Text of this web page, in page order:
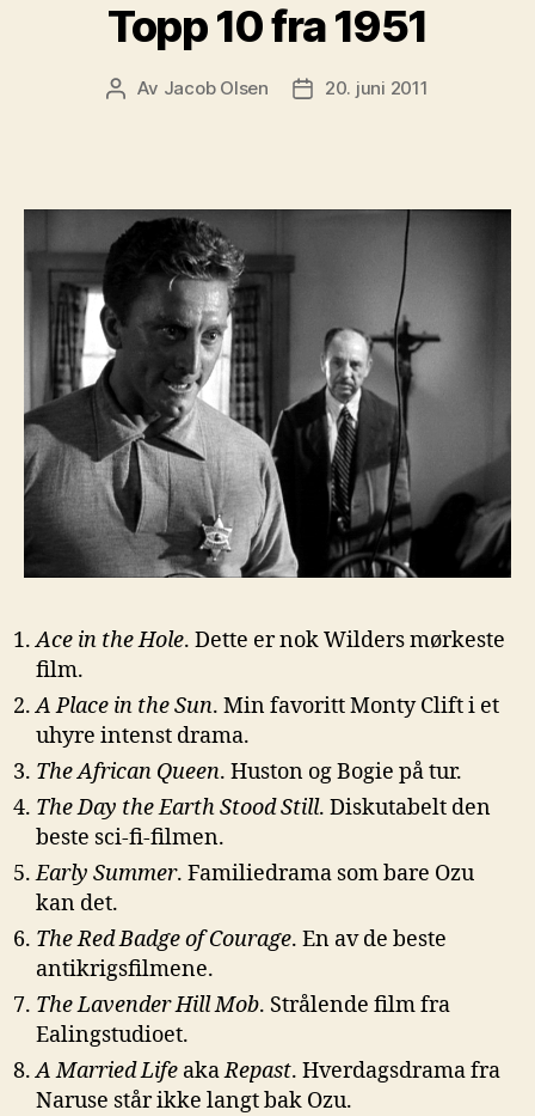
Topp 10 fra 1951
Innleggsforfatter
Av Jacob Olsen Publiseringsdato
20. juni 2011
Ace in the Hole. Dette er nok Wilders mørkeste
film.
A Place in the Sun. Min favoritt Monty Clift i et
uhyre intenst drama.
The African Queen. Huston og Bogie på tur.
The Day the Earth Stood Still. Diskutabelt den
beste sci-fi-filmen.
Early Summer. Familiedrama som bare Ozu
kan det.
The Red Badge of Courage. En av de beste
antikrigsfilmene.
The Lavender Hill Mob. Strålende film fra
Ealingstudioet.
A Married Life akaRepast. Hverdagsdrama fra
Naruse står ikke langt bak Ozu.